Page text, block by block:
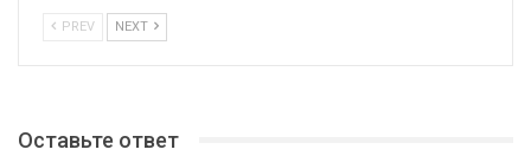
PREV NEXT
Оставьте ответ